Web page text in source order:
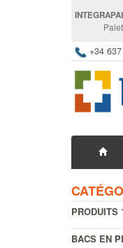
+34
PRODUITS
BACS EN